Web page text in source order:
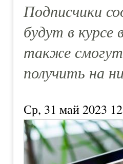
Подписчики
будут в
также смогут
получить на
Ср, 31 май 2023